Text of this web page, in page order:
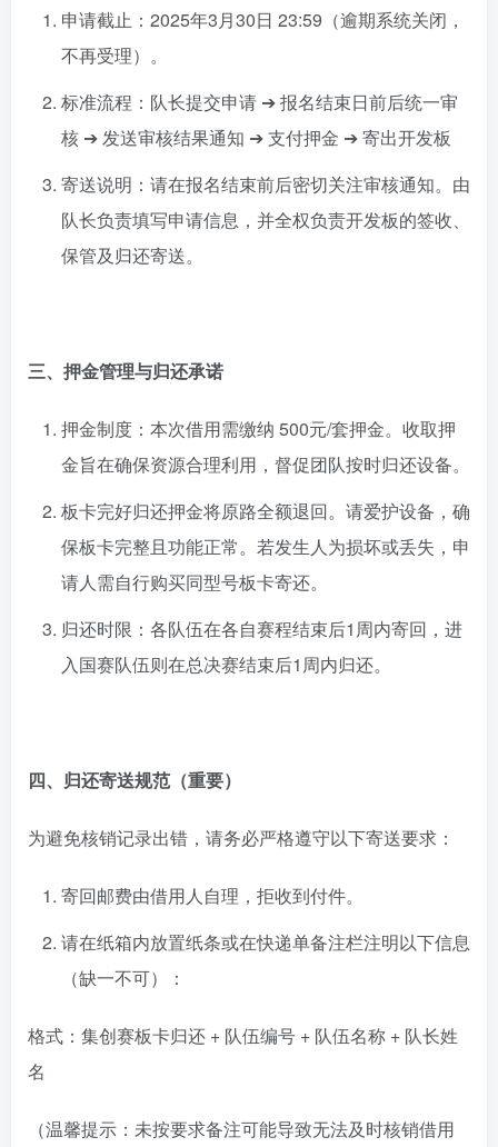
申请截止：2025年3月30日 23:59（逾期系统关闭，
不再受理）。
标准流程：队长提交申请 ➔ 报名结束日前后统一审
核 ➔ 发送审核结果通知 ➔ 支付押金 ➔ 寄出开发板
寄送说明：请在报名结束前后密切关注审核通知。由
队长负责填写申请信息，并全权负责开发板的签收、
保管及归还寄送。
三、押金管理与归还承诺
押金制度：本次借用需缴纳 500元/套押金。收取押
金旨在确保资源合理利用，督促团队按时归还设备。
板卡完好归还押金将原路全额退回。请爱护设备，确
保板卡完整且功能正常。若发生人为损坏或丢失，申
请人需自行购买同型号板卡寄还。
归还时限：各队伍在各自赛程结束后1周内寄回，进
入国赛队伍则在总决赛结束后1周内归还。
四、归还寄送规范（重要）
为避免核销记录出错，请务必严格遵守以下寄送要求：
寄回邮费由借用人自理，拒收到付件。
请在纸箱内放置纸条或在快递单备注栏注明以下信息
（缺一不可）：
格式：集创赛板卡归还 + 队伍编号 + 队伍名称 + 队长姓
名
（温馨提示：未按要求备注可能导致无法及时核销借用